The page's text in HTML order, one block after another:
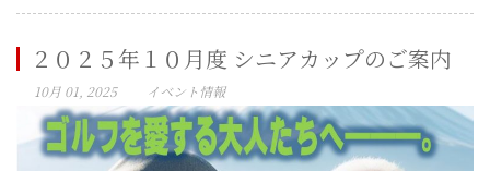
２０２５年１０月度 シニアカップのご案内
10月 01, 2025 イベント情報